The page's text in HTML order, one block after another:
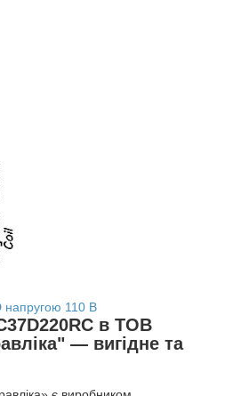
напругою 110 В
в ТОВ
— вигідне та